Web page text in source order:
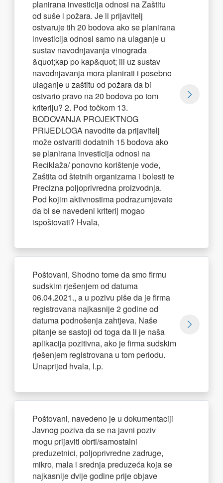
planirana investicija odnosi na Zaštitu
od suše i požara. Je li prijavitelj
ostvaruje tih 20 bodova ako se planirana
investicija odnosi samo na ulaganje u
sustav navodnjavanja vinograda
&quot;kap po kap&quot; ili uz sustav
navodnjavanja mora planirati i posebno
ulaganje u zaštitu od požara da bi
ostvario pravo na 20 bodova po tom
kriteriju? 2. Pod točkom 13.
BODOVANJA PROJEKTNOG
PRIJEDLOGA navodite da prijavitelj
može ostvariti dodatnih 15 bodova ako
se planirana investicija odnosi na
Reciklaža/ ponovno korištenje vode,
Zaštita od štetnih organizama i bolesti te
Precizna poljoprivredna proizvodnja.
Pod kojim aktivnostima podrazumjevate
da bi se navedeni kriterij mogao
ispoštovati? Hvala,
Poštovani, Shodno tome da smo firmu
sudskim rješenjem od datuma
06.04.2021., a u pozivu piše da je firma
registrovana najkasnije 2 godine od
datuma podnošenja zahtjeva. Naše
pitanje se sastoji od toga da li je naša
aplikacija pozitivna, ako je firma sudskim
rješenjem registrovana u tom periodu.
Unaprijed hvala, l.p.
Poštovani, navedeno je u dokumentaciji
Javnog poziva da se na javni poziv
mogu prijaviti obrti/samostalni
preduzetnici, poljoprivredne zadruge,
mikro, mala i srednja preduzeća koja se
najkasnije dvije godine prije objave